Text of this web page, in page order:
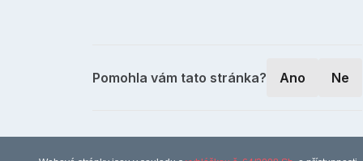
Pomohla vám tato stránka? Ano Ne